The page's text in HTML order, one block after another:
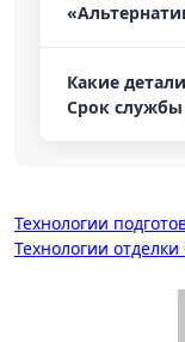
Какие
Срок
Навигация
по
Технологии
Технологии